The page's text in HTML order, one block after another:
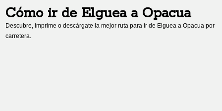
Cómo ir de Elgueaa Opacua
Descubre, imprime o descárgate la mejor ruta para ir de Elguea aOpacua por
carretera.